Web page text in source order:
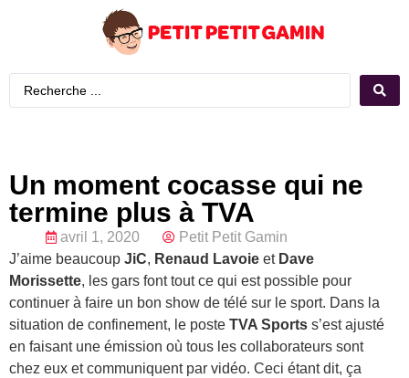
Un moment cocasse qui ne
termine plus à TVA
avril 1, 2020
Petit Petit Gamin
J’aime beaucoup JiC, Renaud Lavoie et Dave
Morissette, les gars font tout ce qui est possible pour
continuer à faire un bon show de télé sur le sport. Dans la
situation de confinement, le poste TVA Sports s’est ajusté
en faisant une émission où tous les collaborateurs sont
chez eux et communiquent par vidéo. Ceci étant dit, ça